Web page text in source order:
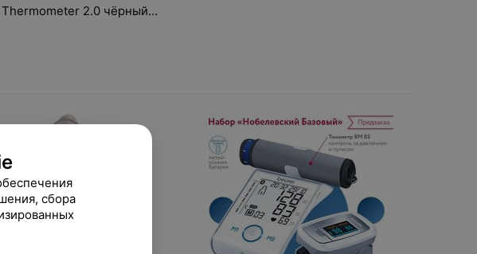
2.0 чёрный
сбора